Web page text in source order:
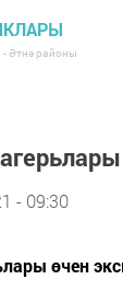
- Әтнә районы
- 09:30
өчен